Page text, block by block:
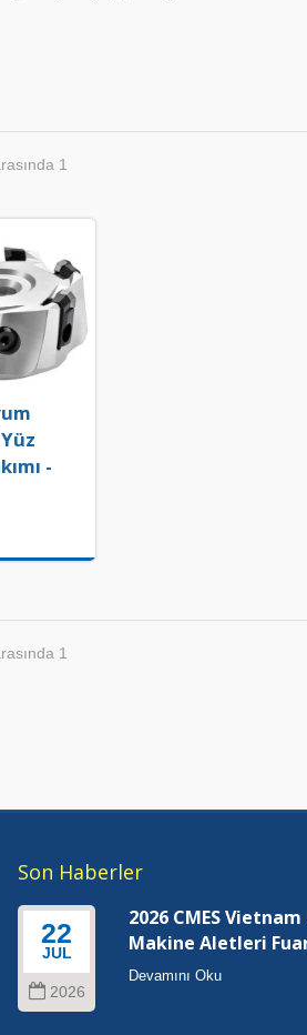
1
-
1
Son Haberler
22
JUL
2026
2026 CMES
Makine Aletleri
Devamını Oku